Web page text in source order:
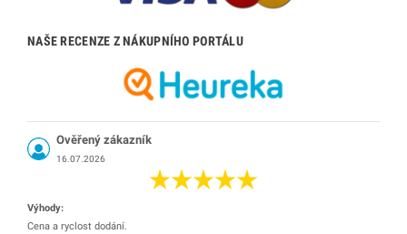
NAŠE RECENZE Z NÁKUPNÍHO PORTÁLU
Ověřený zákazník
16.07.2026
Výhody:
Cena a ryclost dodání.